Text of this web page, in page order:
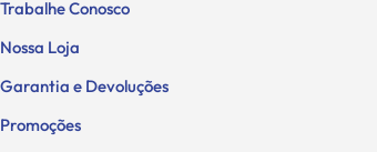
Trabalhe Conosco
Nossa Loja
Garantia e Devoluções
Promoções